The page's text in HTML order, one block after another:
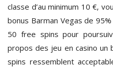
classe d’au minimum 10 €,
bonus Barman Vegas de
50 free spins pour
propos des jeu en casino un
spins ressemblent